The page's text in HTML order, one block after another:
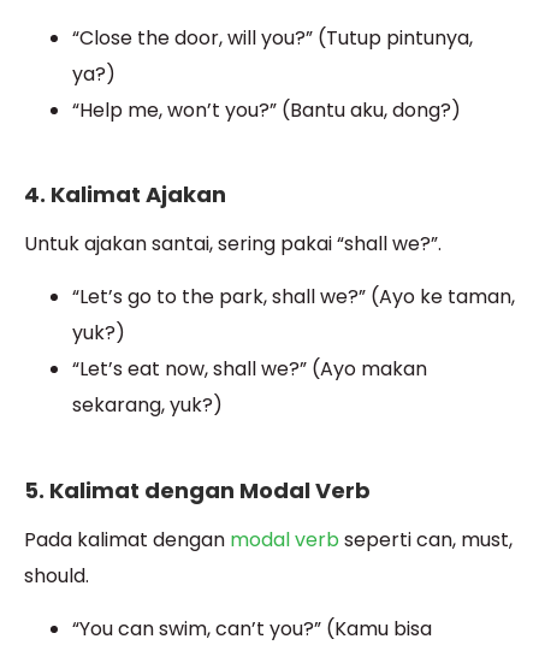
“Close the door, will you?” (Tutup pintunya,
ya?)
“Help me, won’t you?” (Bantu aku, dong?)
4. Kalimat Ajakan
Untuk ajakan santai, sering pakai “shall we?”.
“Let’s go to the park, shall we?” (Ayo ke taman,
yuk?)
“Let’s eat now, shall we?” (Ayo makan
sekarang, yuk?)
5. Kalimat dengan Modal Verb
Pada kalimat dengan modal verb seperti can, must,
should.
“You can swim, can’t you?” (Kamu bisa